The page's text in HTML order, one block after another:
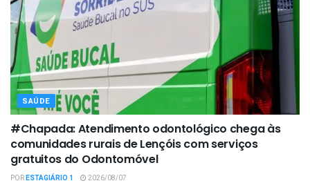
SAÚDE
#Chapada: Atendimento odontológico chega às
comunidades rurais de Lençóis com serviços
gratuitos do Odontomóvel
PORESTAGIÁRIO 1 2026/08/07